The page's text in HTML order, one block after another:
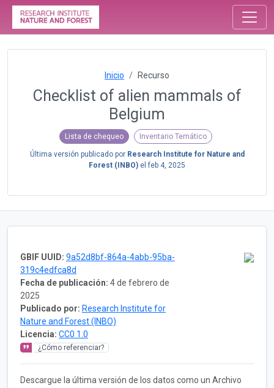
Inicio Recurso
Checklist of alien mammals of
Belgium
Lista de chequeo Inventario Temático
Última versión publicado por Research Institute for Nature and
Forest (INBO) elfeb 4, 2025
GBIF UUID: 9a52d8bf-864a-4abb-95ba-
319c4edfca8d
Fecha de publicación: 4 de febrero de
2025
Publicado por: Research Institute for
Nature and Forest (INBO)
Licencia: CC0 1.0
¿Cómo referenciar?
Descargue la última versión de los datos como un Archivo